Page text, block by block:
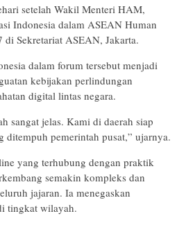
setelah Wakil Menteri HAM,
Indonesia dalam ASEAN Human
Sekretariat ASEAN, Jakarta.
dalam forum tersebut menjadi
kebijakan perlindungan
digital lintas negara.
sangat jelas. Kami di daerah siap
pemerintah pusat,” ujarnya.
yang terhubung dengan praktik
semakin kompleks dan
jajaran. Ia menegaskan
tingkat wilayah.